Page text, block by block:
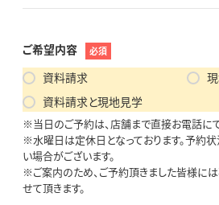
ご希望内容 必須
資料請求
資料請求と現地見学
※当日のご予約は、店舗まで直接お電話に
※水曜日は定休日となっております。予約
い場合がございます。
※ご案内のため、ご予約頂きました皆様に
せて頂きます。